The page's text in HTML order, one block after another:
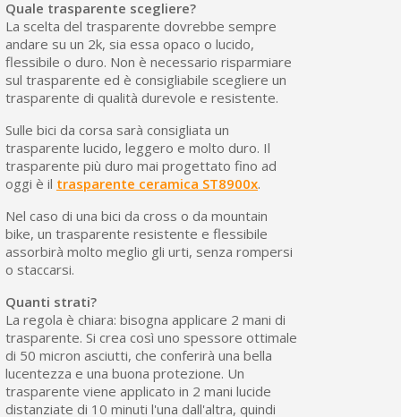
Quale trasparente scegliere?
La scelta del trasparente dovrebbe sempre
andare su un 2k, sia essa opaco o lucido,
flessibile o duro. Non è necessario risparmiare
sul trasparente ed è consigliabile scegliere un
trasparente di qualità durevole e resistente.
Sulle bici da corsa sarà consigliata un
trasparente lucido, leggero e molto duro. Il
trasparente più duro mai progettato fino ad
oggi è il trasparente ceramica ST8900x.
Nel caso di una bici da cross o da mountain
bike, un trasparente resistente e flessibile
assorbirà molto meglio gli urti, senza rompersi
o staccarsi.
Quanti strati?
La regola è chiara: bisogna applicare 2 mani di
trasparente. Si crea così uno spessore ottimale
di 50 micron asciutti, che conferirà una bella
lucentezza e una buona protezione. Un
trasparente viene applicato in 2 mani lucide
distanziate di 10 minuti l'una dall'altra, quindi